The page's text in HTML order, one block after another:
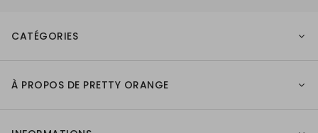
CATÉGORIES
À PROPOS DE PRETTY ORANGE